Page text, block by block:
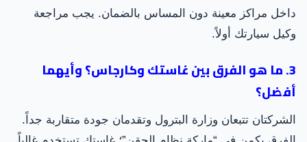
داخل مراكز معينة دون المساس بالضمان. يجب مراجعة
وكيل سيارتك أولاً.
3. ما هو الفرق بين غاستك وكارجاس؟ وأيهما
أفضل؟
الشركتان تتبعان وزارة البترول وتقدمان جودة متقاربة جداً.